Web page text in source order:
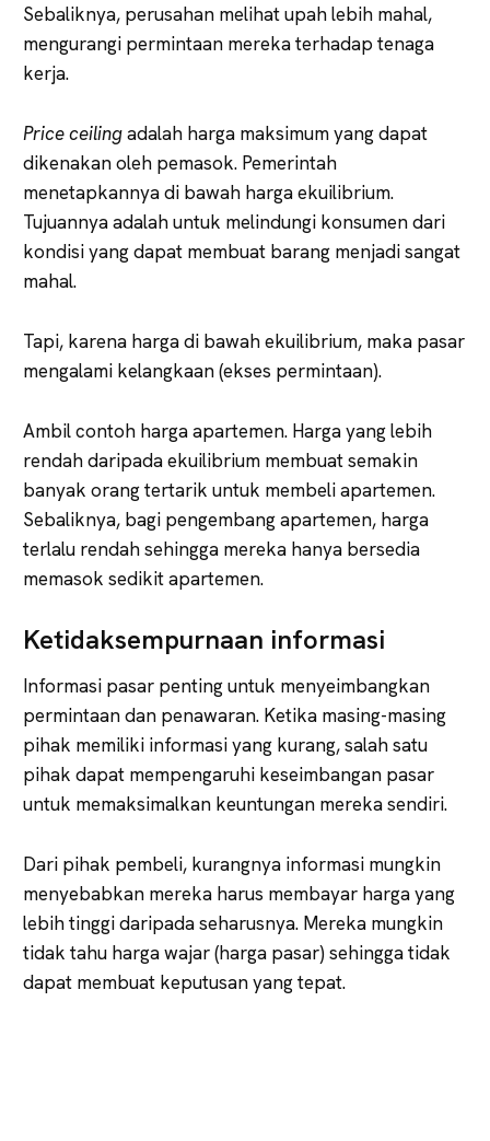
Sebaliknya, perusahan melihat upah lebih mahal,
mengurangi permintaan mereka terhadap tenaga
kerja.
Priceceilingadalah harga maksimum yang dapat
dikenakan oleh pemasok. Pemerintah
menetapkannya di bawah harga ekuilibrium.
Tujuannya adalah untuk melindungi konsumen dari
kondisi yang dapat membuat barang menjadi sangat
mahal.
Tapi, karena harga di bawah ekuilibrium, maka pasar
mengalami kelangkaan (ekses permintaan).
Ambil contoh harga apartemen. Harga yang lebih
rendah daripada ekuilibrium membuat semakin
banyak orang tertarik untuk membeli apartemen.
Sebaliknya, bagi pengembang apartemen, harga
terlalu rendah sehingga mereka hanya bersedia
memasok sedikit apartemen.
Ketidaksempurnaan informasi
Informasi pasar penting untuk menyeimbangkan
permintaan dan penawaran. Ketika masing-masing
pihak memiliki informasi yang kurang, salah satu
pihak dapat mempengaruhi keseimbangan pasar
untuk memaksimalkan keuntungan mereka sendiri.
Dari pihak pembeli, kurangnya informasi mungkin
menyebabkan mereka harus membayar harga yang
lebih tinggi daripada seharusnya. Mereka mungkin
tidak tahu harga wajar (harga pasar) sehingga tidak
dapat membuat keputusan yang tepat.